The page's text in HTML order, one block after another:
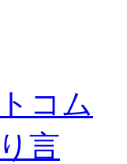
コム
言